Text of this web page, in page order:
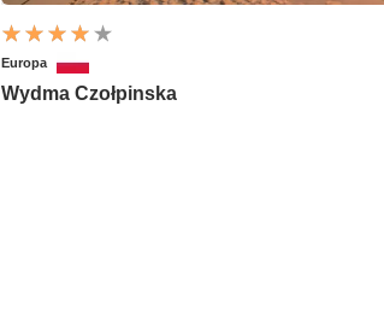
Europa
Wydma Czołpinska